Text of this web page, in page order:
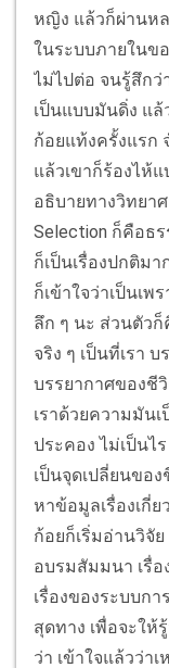
หญิง แล้วก็ผ่านห
ในระบบภายในข
ไม่ไปต่อ จนรู้สึก
เป็นแบบมันดิ่ง แ
ก้อยแท้งครั้งแรก
แล้วเขาก็ร้องไห้
อธิบายทางวิทยา
Selection ก็คือธ
ก็เป็นเรื่องปกติม
ก็เข้าใจว่าเป็นเพ
ลึก ๆ นะ ส่วนตัวก็
จริง ๆ เป็นที่เรา
บรรยากาศของ
เราด้วยความมัน
ประคอง ไม่เป็น
เป็นจุดเปลี่ยนขอ
หาข้อมูลเรื่องเกี่
ก้อยก็เริ่มอ่านวิจั
อบรมสัมมนา เรื่อ
เรื่องของระบบก
สุดทาง เพื่อจะให้
ว่า เข้าใจแล้วว่า